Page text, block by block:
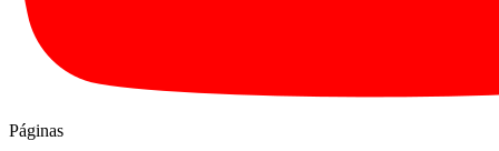
Páginas